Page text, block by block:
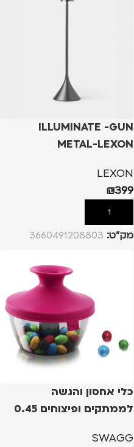
ILLUMINATE -GUN
METAL-LEXON
LEXON
₪399
הוספה לסל
מק”ט: 3660491208803
כלי אחסון והגשה
לממתקים ופיצוחים 0.45
SWAGG